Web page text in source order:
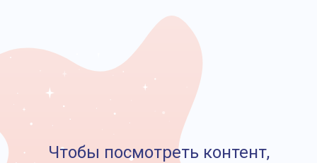
Чтобы посмотреть контент,